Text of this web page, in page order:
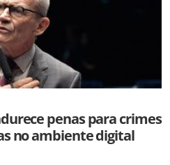
penas para crimes
no ambiente digital